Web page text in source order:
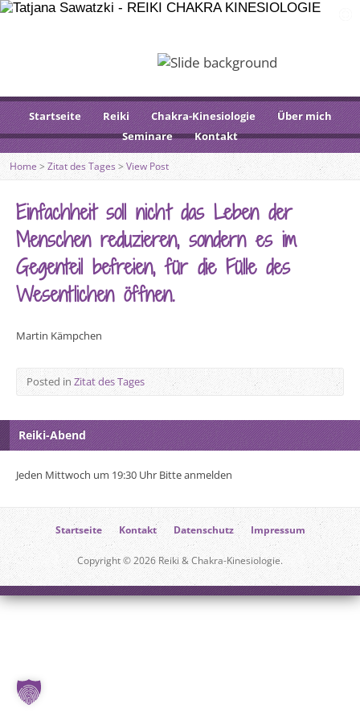
Startseite Reiki Chakra-Kinesiologie
Über mich
Seminare
Kontakt
Home > Zitat des Tages >View Post
Einfachheit soll nicht das Leben der
Menschen reduzieren, sondern es im
Gegenteil befreien, für die Fülle des
Wesentlichen öffnen.
Martin Kämpchen
Posted in Zitat des Tages
Reiki-Abend
Jeden Mittwoch um 19:30 Uhr Bitte anmelden
Startseite Kontakt Datenschutz Impressum
Copyright © 2026 Reiki & Chakra-Kinesiologie.